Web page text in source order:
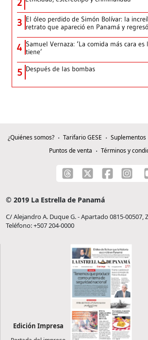
2
3 El óleo perdido de Simón Bolívar: la
retrato que apareció en Panamá y
4 Samuel Vernaza: ‘La comida más cara
tiene’
5 Después de las bombas
¿Quiénes somos? Tarifario GESE Suplementos
Puntos de venta
Términos y
© 2019 La Estrella de Panamá
C/ Alejandro A. Duque G. - Apartado 0815-00507,
Teléfono: +507 204-0000
Edición Impresa